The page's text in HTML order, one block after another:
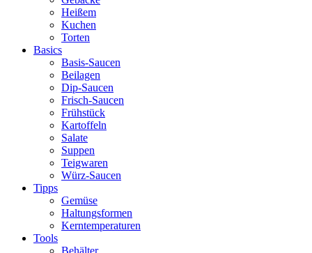
Heißem
Kuchen
Torten
Basics
Basis-Saucen
Beilagen
Dip-Saucen
Frisch-Saucen
Frühstück
Kartoffeln
Salate
Suppen
Teigwaren
Würz-Saucen
Tipps
Gemüse
Haltungsformen
Kerntemperaturen
Tools
Behälter